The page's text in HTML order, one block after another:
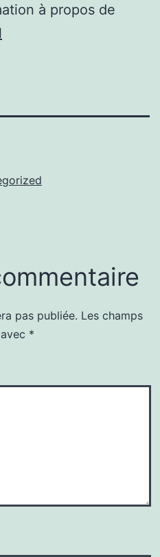
à propos de
pas publiée. Les champs
*